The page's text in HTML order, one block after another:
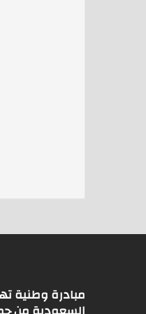
مبادرة وطنية